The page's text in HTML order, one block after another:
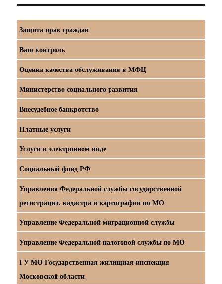
Защита прав граждан
Ваш контроль
Оценка качества обслуживания в МФЦ
Министерство социального развития
Внесудебное банкротство
Платные услуги
Услуги в электронном виде
Социальный фонд РФ
Управления Федеральной службы государственной
регистрации, кадастра и картографии по МО
Управление Федеральной миграционной службы
Управление Федеральной налоговой службы по МО
ГУ МО Государственная жилищная инспекция
Московской области